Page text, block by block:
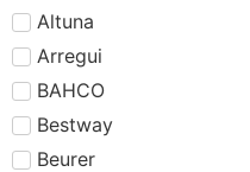
Altuna
Arregui
BAHCO
Bestway
Beurer